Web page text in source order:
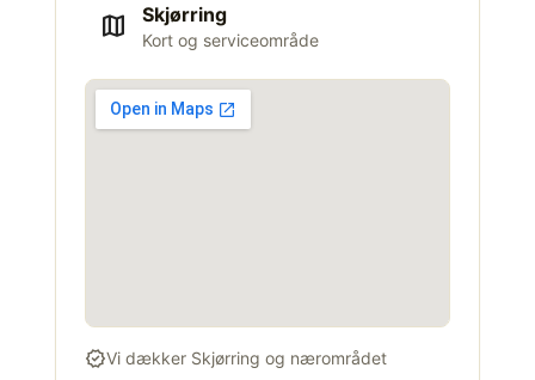
map Skjørring
Kort og serviceområde
verifiedVi dækker Skjørring og nærområdet